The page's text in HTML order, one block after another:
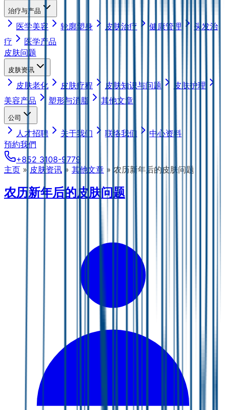
治疗与产品
医学美容 轮廓塑身 皮肤治疗 健康管理
头发治
疗
医学产品
皮肤问题
皮肤资讯
皮肤老化 皮肤疗程 皮肤知识与问题
皮肤护理
美容产品
塑形与消脂 其他文章
公司
人才招聘 关于我们 联络我们
中心资料
預約我們
+852 3108-9779
主页 » 皮肤资讯 » 其他文章 » 农历新年后的皮肤问题
农历新年后的皮肤问题